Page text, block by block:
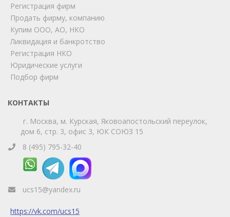
Регистрация фирм
Продать фирму, компанию
Купим ООО, АО, НКО
Ликвидация и банкротство
Регистрация НКО
Юридические услуги
Подбор фирм
КОНТАКТЫ
г. Москва, м. Курская, Яковоапостольский переулок,
дом 6, стр. 3, офис 3, ЮК СОЮЗ 15
8 (495) 795-32-40
ucs15@yandex.ru
https://vk.com/ucs15
Позвоните нам или свяжитесь с нами через любой
удобный мессенджер!
Telegram
Телефон